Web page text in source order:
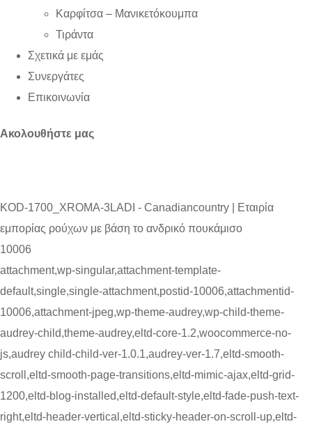
Καρφίτσα – Μανικετόκουμπα
Τιράντα
Σχετικά με εμάς
Συνεργάτες
Επικοινωνία
Ακολουθήστε μας
KOD-1700_XROMA-3LADI - Canadiancountry | Εταιρία
εμπορίας ρούχων με βάση το ανδρικό πουκάμισο
10006
attachment,wp-singular,attachment-template-
default,single,single-attachment,postid-10006,attachmentid-
10006,attachment-jpeg,wp-theme-audrey,wp-child-theme-
audrey-child,theme-audrey,eltd-core-1.2,woocommerce-no-
js,audrey child-child-ver-1.0.1,audrey-ver-1.7,eltd-smooth-
scroll,eltd-smooth-page-transitions,eltd-mimic-ajax,eltd-grid-
1200,eltd-blog-installed,eltd-default-style,eltd-fade-push-text-
right,eltd-header-vertical,eltd-sticky-header-on-scroll-up,eltd-